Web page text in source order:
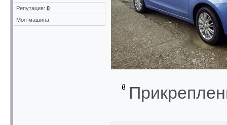
Репутация: 0
Моя машина: